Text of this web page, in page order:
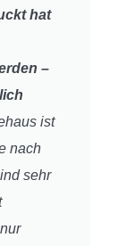
hat
–
ist
nach
sehr